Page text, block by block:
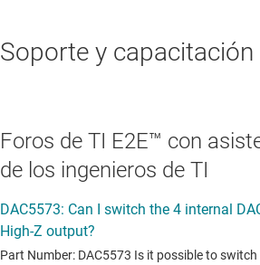
Soporte y capacitación
Foros de TI E2E™ con
de los ingenieros de TI